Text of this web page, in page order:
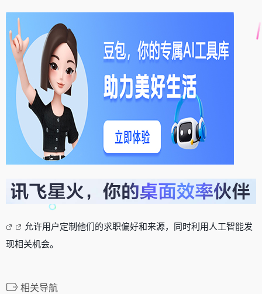
允许用户定制他们的求职偏好和来源，同时利用人工智能发
现相关机会。
相关导航